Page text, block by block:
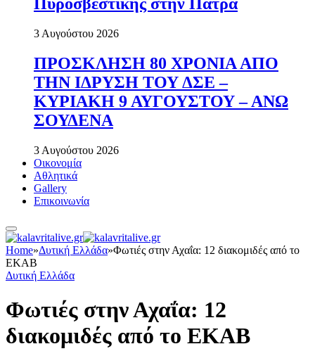
3 Αυγούστου 2026
ΠΡΟΣΚΛΗΣΗ 80 ΧΡΟΝΙΑ ΑΠΟ
ΤΗΝ ΙΔΡΥΣΗ ΤΟΥ ΔΣΕ –
ΚΥΡΙΑΚΗ 9 ΑΥΓΟΥΣΤΟΥ – ΑΝΩ
ΣΟΥΔΕΝΑ
3 Αυγούστου 2026
Οικονομία
Αθλητικά
Gallery
Επικοινωνία
Home»Δυτική Ελλάδα»Φωτιές στην Αχαΐα: 12 διακομιδές από το
ΕΚΑΒ
Δυτική Ελλάδα
Φωτιές στην Αχαΐα: 12
διακομιδές από το ΕΚΑΒ